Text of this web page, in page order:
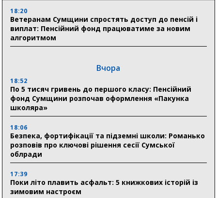
18:20
Ветеранам Сумщини спростять доступ до пенсій і
виплат: Пенсійний фонд працюватиме за новим
алгоритмом
Вчора
18:52
По 5 тисяч гривень до першого класу: Пенсійний
фонд Сумщини розпочав оформлення «Пакунка
школяра»
18:06
Безпека, фортифікації та підземні школи: Романько
розповів про ключові рішення сесії Сумської
облради
17:39
Поки літо плавить асфальт: 5 книжкових історій із
зимовим настроєм